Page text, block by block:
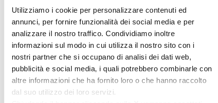
Utilizziamo i cookie per personalizzare contenuti ed
annunci, per fornire funzionalità dei social media e per
analizzare il nostro traffico. Condividiamo inoltre
informazioni sul modo in cui utilizza il nostro sito con i
nostri partner che si occupano di analisi dei dati web,
pubblicità e social media, i quali potrebbero combinarle con
altre informazioni che ha fornito loro o che hanno raccolto
dal suo utilizzo dei loro servizi.